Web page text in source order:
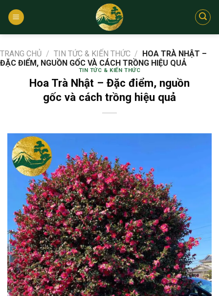
qua
TRANG CHỦ / TIN TỨC & KIẾN THỨC / HOA TRÀ NHẬT –
ĐẶC ĐIỂM, NGUỒN GỐC VÀ CÁCH TRỒNG HIỆU QUẢ
TIN TỨC & KIẾN THỨC
Hoa Trà Nhật – Đặc điểm, nguồn
gốc và cách trồng hiệu quả